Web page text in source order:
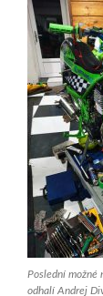
Poslední možné
odhalí Andrej